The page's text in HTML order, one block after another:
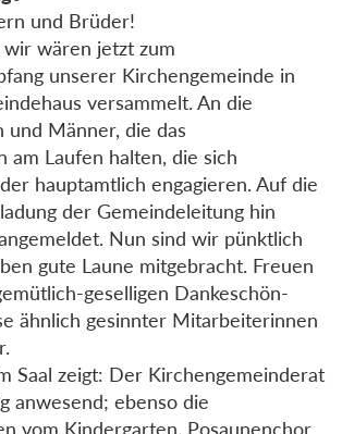
und Brüder!
wären jetzt zum
unserer Kirchengemeinde in
versammelt. An die
und Männer, die das
am Laufen halten, die sich
hauptamtlich engagieren. Auf die
der Gemeindeleitung hin
Nun sind wir pünktlich
gute Laune mitgebracht. Freuen
geselligen Dankeschön-
ähnlich gesinnter Mitarbeiterinnen
Saal zeigt: Der Kirchengemeinderat
anwesend; ebenso die
vom Kindergarten, Posaunenchor